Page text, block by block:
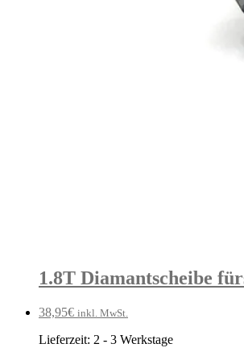
1.8T Diamantscheibe
38,95€ inkl. MwSt.
Lieferzeit: 2 - 3 Werkstage